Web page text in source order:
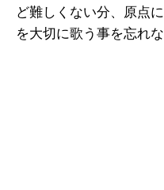
ど難しくない分、原点
を大切に歌う事を忘れ